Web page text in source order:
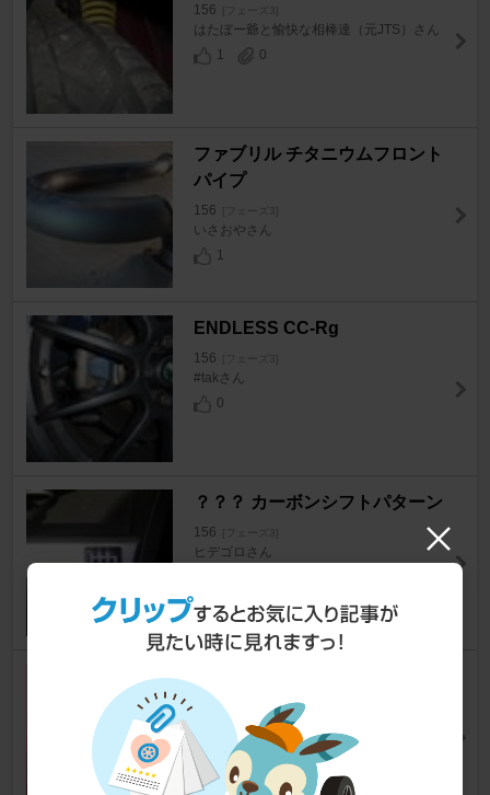
156 [フェーズ3]
はたぼー爺と愉快な相棒達（元JTS）さん
1
0
ファブリル チタニウムフロント
パイプ
156 [フェーズ3]
いさおやさん
1
ENDLESS CC-Rg
156 [フェーズ3]
#takさん
0
？？？ カーボンシフトパターン
156 [フェーズ3]
ヒデゴロさん
SPRINT BOOSTER
156 [フェーズ3]
よっちゃんさん
6